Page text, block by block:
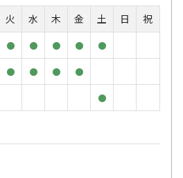
火 水 木 金 土 日
祝
● ● ● ● ●
● ● ● ●
●